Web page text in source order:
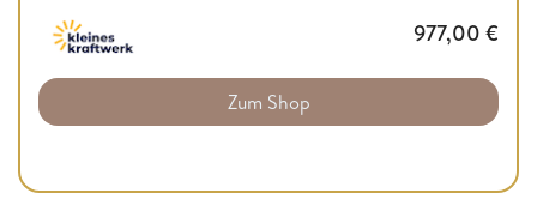
977,00 €
Zum Shop